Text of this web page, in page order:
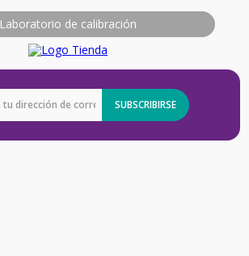
Laboratorio de calibración
SUBSCRIBIRSE